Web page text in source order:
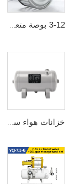
3-12 بوصة متعددة الأجنحة عجلة مروحة طردية ورقة زنكية غطاء المروحة
خزانات هواء سعة 7 لتر مصنوعة من الفولاذ الكربوني بشهادة CE A1 من مصنّع صيني لخزانات الهواء